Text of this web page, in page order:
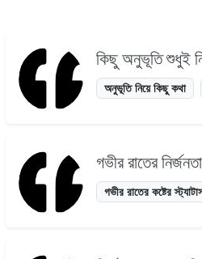
কিছু অনুভূতি শুধুই
অনুভূতি নিয়ে কিছু কথা
গভীর রাতের
গভীর রাতের কষ্টের